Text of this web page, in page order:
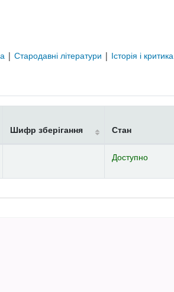
| Стародавні літератури | Історія і критика
Шифр зберігання Стан
Доступно